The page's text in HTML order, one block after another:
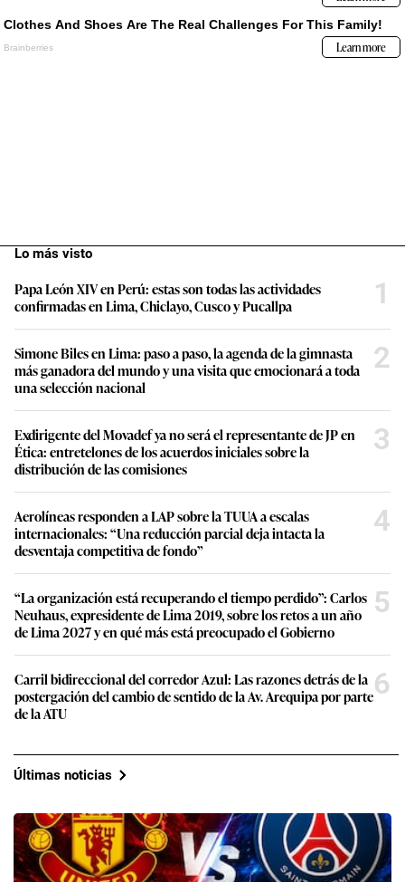
Lo más visto
Papa León XIV en Perú: estas son todas las actividades
confirmadas en Lima, Chiclayo, Cusco y Pucallpa
1
Simone Biles en Lima: paso a paso, la agenda de la gimnasta
más ganadora del mundo y una visita que emocionará a toda
una selección nacional
2
Exdirigente del Movadef ya no será el representante de JP en
Ética: entretelones de los acuerdos iniciales sobre la
distribución de las comisiones
3
Aerolíneas responden a LAP sobre la TUUA a escalas
internacionales: “Una reducción parcial deja intacta la
desventaja competitiva de fondo”
4
“La organización está recuperando el tiempo perdido”: Carlos
Neuhaus, expresidente de Lima 2019, sobre los retos a un año
de Lima 2027 y en qué más está preocupado el Gobierno
5
Carril bidireccional del corredor Azul: Las razones detrás de la
postergación del cambio de sentido de la Av. Arequipa por parte
de la ATU
6
Últimas noticias